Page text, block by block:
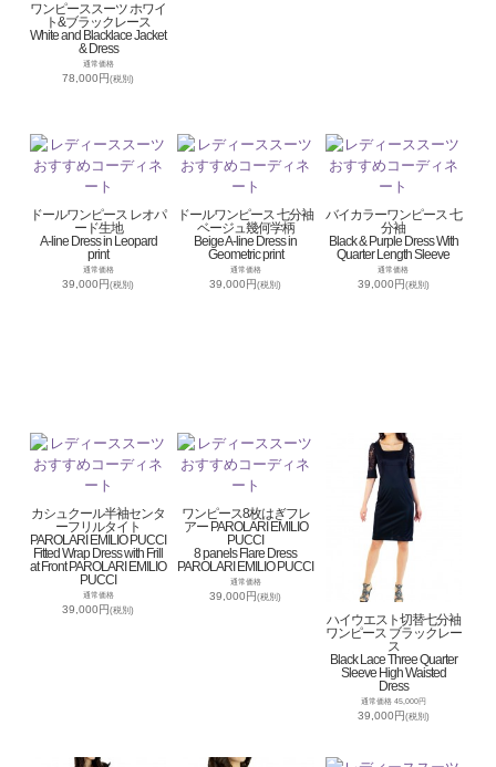
ワンピーススーツ ホワイ
ト&ブラックレース
White and Blacklace Jacket
& Dress
通常価格
78,000円(税別)
ドールワンピース レオパ
ード生地
A-line Dress in Leopard
print
通常価格
39,000円(税別)
ドールワンピース 七分袖
ベージュ幾何学柄
Beige A-line Dress in
Geometric print
通常価格
39,000円(税別)
バイカラーワンピース 七
分袖
Black & Purple Dress With
Quarter Length Sleeve
通常価格
39,000円(税別)
カシュクール半袖センタ
ーフリルタイト
PAROLARI EMILIO PUCCI
Fitted Wrap Dress with Frill
at Front PAROLARI EMILIO
PUCCI
通常価格
39,000円(税別)
ワンピース8枚はぎフレ
アー PAROLARI EMILIO
PUCCI
8 panels Flare Dress
PAROLARI EMILIO PUCCI
通常価格
39,000円(税別)
ハイウエスト切替七分袖
ワンピース ブラックレー
ス
Black Lace Three Quarter
Sleeve High Waisted
Dress
通常価格 45,000円
39,000円 (税別)